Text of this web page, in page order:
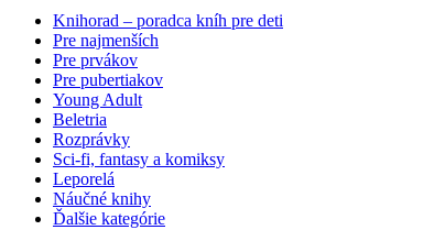
Knihorad – poradca kníh pre deti
Pre najmenších
Pre prvákov
Pre pubertiakov
Young Adult
Beletria
Rozprávky
Sci-fi, fantasy a komiksy
Leporelá
Náučné knihy
Ďalšie kategórie